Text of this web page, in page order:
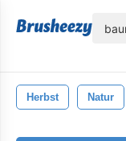
Herbst Natur